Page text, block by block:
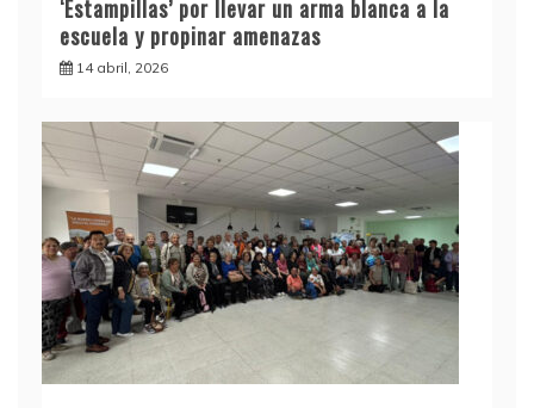
‘Estampillas’ por llevar un arma blanca a la
escuela y propinar amenazas
14 abril, 2026